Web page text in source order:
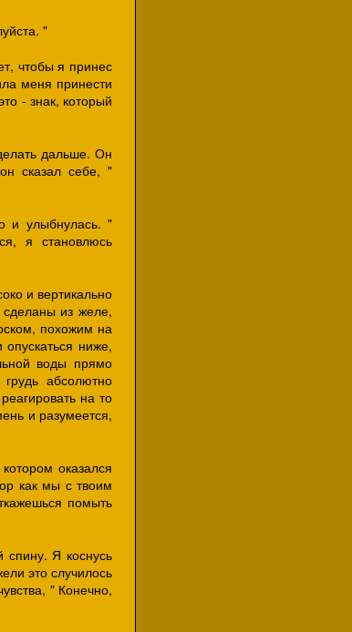
"
чтобы я принес
меня принести
- знак, который
дальше. Он
сказал себе, "
и улыбнулась. "
я становлюсь
и вертикально
из желе,
похожим на
ниже,
воды прямо
абсолютно
на то
и разумеется,
оказался
как мы с твоим
помыть
Я коснусь
это случилось
" Конечно,